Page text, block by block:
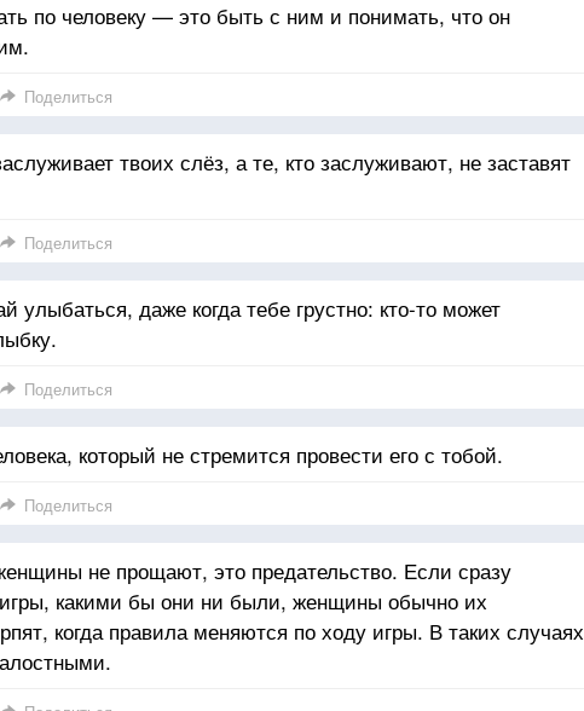
по человеку — это быть с ним и понимать, что он
Поделиться
твоих слёз, а те, кто заслуживают, не заставят
Поделиться
улыбаться, даже когда тебе грустно: кто-то может
Поделиться
который не стремится провести его с тобой.
Поделиться
не прощают, это предательство. Если сразу
какими бы они ни были, женщины обычно их
когда правила меняются по ходу игры. В таких случаях